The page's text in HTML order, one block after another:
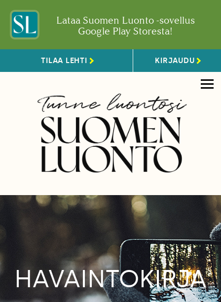
Lataa Suomen Luonto -sovellus
Google Play Storesta!
TILAA LEHTI KIRJAUDU
HAVAINTOKIRJA